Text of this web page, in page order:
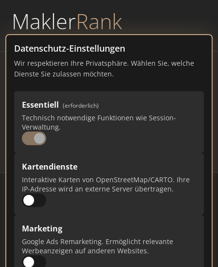
MaklerRank
powered byWAVEPOINT
Datenschutz-Einstellungen
Wir respektieren Ihre Privatsphäre. Wählen Sie, welche
Dienste Sie zulassen möchten.
Essentiell (erforderlich)
Technisch notwendige Funktionen wie Session-
Verwaltung.
Kartendienste
Interaktive Karten von OpenStreetMap/CARTO. Ihre
IP-Adresse wird an externe Server übertragen.
Marketing
Google Ads Remarketing. Ermöglicht relevante
Werbeanzeigen auf anderen Websites.
Immobilienmakler Berlin –
Ranking Juli 2026
BERLIN 3.700.000 EINWOHNER
128 537
# MAKLER / FIRMA